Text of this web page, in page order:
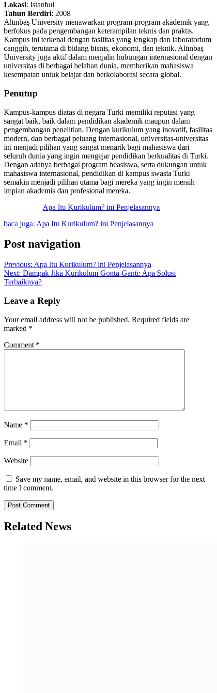
Lokasi: Istanbul
Tahun Berdiri: 2008
Altınbaş University menawarkan program-program akademik yang
berfokus pada pengembangan keterampilan teknis dan praktis.
Kampus ini terkenal dengan fasilitas yang lengkap dan laboratorium
canggih, terutama di bidang bisnis, ekonomi, dan teknik. Altınbaş
University juga aktif dalam menjalin hubungan internasional dengan
universitas di berbagai belahan dunia, memberikan mahasiswa
kesempatan untuk belajar dan berkolaborasi secara global.
Penutup
Kampus-kampus diatas di negara Turki memiliki reputasi yang
sangat baik, baik dalam pendidikan akademik maupun dalam
pengembangan penelitian. Dengan kurikulum yang inovatif, fasilitas
modern, dan berbagai peluang internasional, universitas-universitas
ini menjadi pilihan yang sangat menarik bagi mahasiswa dari
seluruh dunia yang ingin mengejar pendidikan berkualitas di Turki.
Dengan adanya berbagai program beasiswa, serta dukungan untuk
mahasiswa internasional, pendidikan di kampus swasta Turki
semakin menjadi pilihan utama bagi mereka yang ingin meraih
impian akademis dan profesional mereka.
Apa Itu Kurikulum? ini Penjelasannya
baca juga: Apa Itu Kurikulum? ini Penjelasannya
Post navigation
Previous: Apa Itu Kurikulum? ini Penjelasannya
Next: Dampak Jika Kurikulum Gonta-Ganti: Apa Solusi
Terbaiknya?
Leave a Reply
Your email address will not be published. Required fields are
marked *
Comment *
Name *
Email *
Website
Save my name, email, and website in this browser for the next
time I comment.
Related News